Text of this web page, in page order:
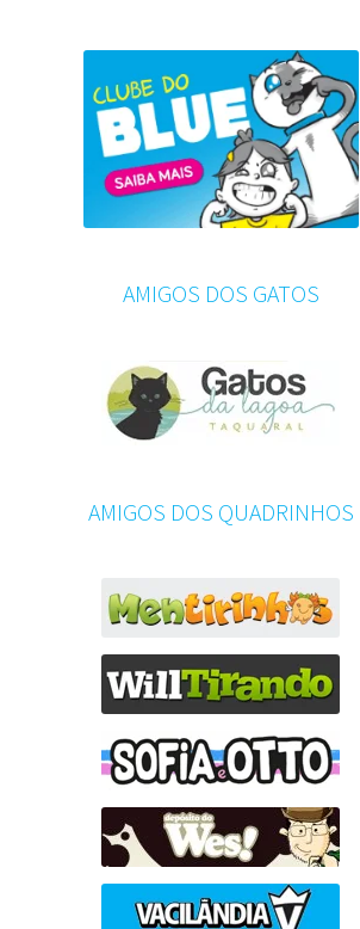
AMIGOS DOS GATOS
AMIGOS DOS QUADRINHOS